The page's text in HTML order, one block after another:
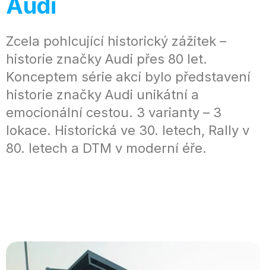
Zcela pohlcující historický zážitek –
historie značky Audi přes 80 let.
Konceptem série akcí bylo představení
historie značky Audi unikátní a
emocionální cestou. 3 varianty – 3
lokace. Historická ve 30. letech, Rally v
80. letech a DTM v moderní éře.